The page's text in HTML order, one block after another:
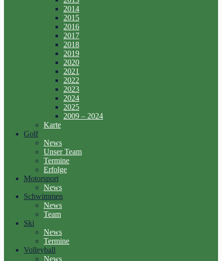
2014
2015
2016
2017
2018
2019
2020
2021
2022
2023
2024
2025
2009 – 2024
Karte
Golf
News
Unser Team
Termine
Erfolge
Motorsport
News
Schwimmen
News
Team
Ski
News
Termine
Volleyball
News